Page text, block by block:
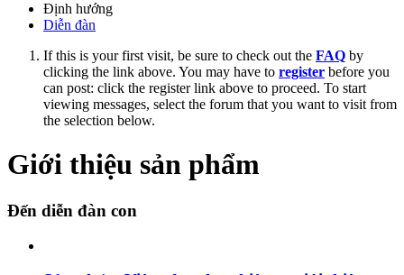
Định hướng
Diễn đàn
If this is your first visit, be sure to check out the FAQ by
clicking the link above. You may have to register before you
can post: click the register link above to proceed. To start
viewing messages, select the forum that you want to visit from
the selection below.
Giới thiệu sản phẩm
Đến diễn đàn con